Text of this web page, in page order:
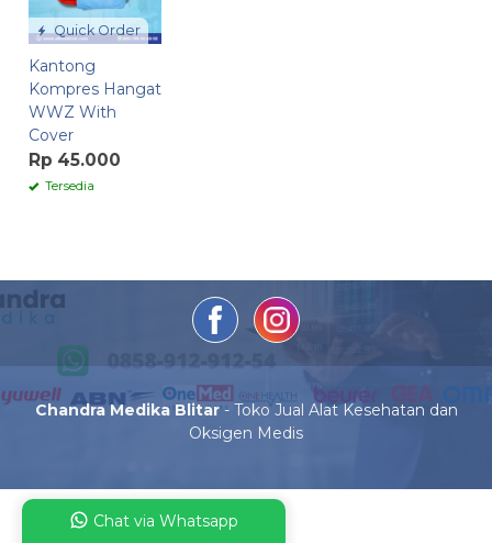
Quick Order
Kantong
Kompres Hangat
WWZ With
Cover
Rp 45.000
Tersedia
Chandra Medika Blitar- Toko Jual Alat Kesehatan dan
Oksigen Medis
Chat via Whatsapp